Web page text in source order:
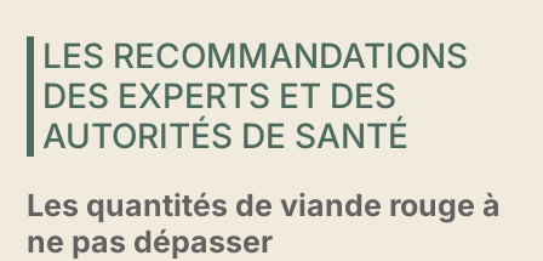
LES RECOMMANDATIONS
DES EXPERTS ET DES
AUTORITÉS DE SANTÉ
Les quantités de viande rouge à
ne pas dépasser